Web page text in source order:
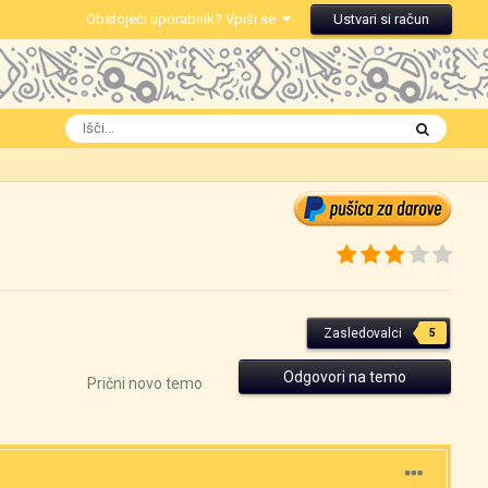
Obstoječi uporabnik? Vpiši se Ustvari si račun
Zasledovalci 5
Odgovori na temo
Prični novo temo